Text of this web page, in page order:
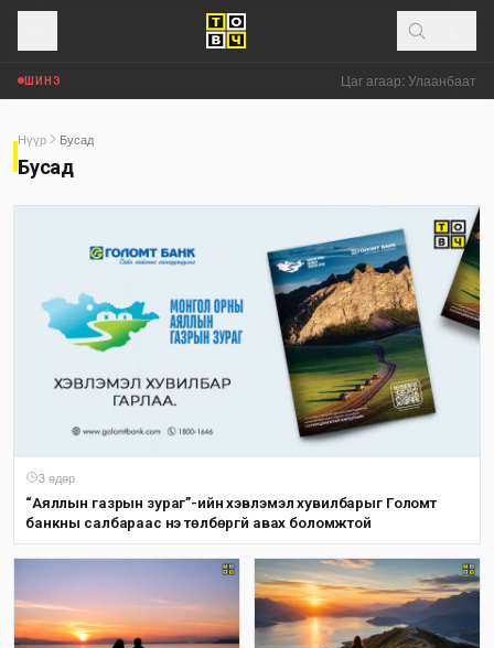
ШИНЭ Цаг агаар:
Нүүр Бусад
Бусад
3 өдөр
“Аяллын газрын зураг”-ийн хэвлэмэл хувилбарыг Голомт
банкны салбараас үнэ төлбөргүй авах боломжтой